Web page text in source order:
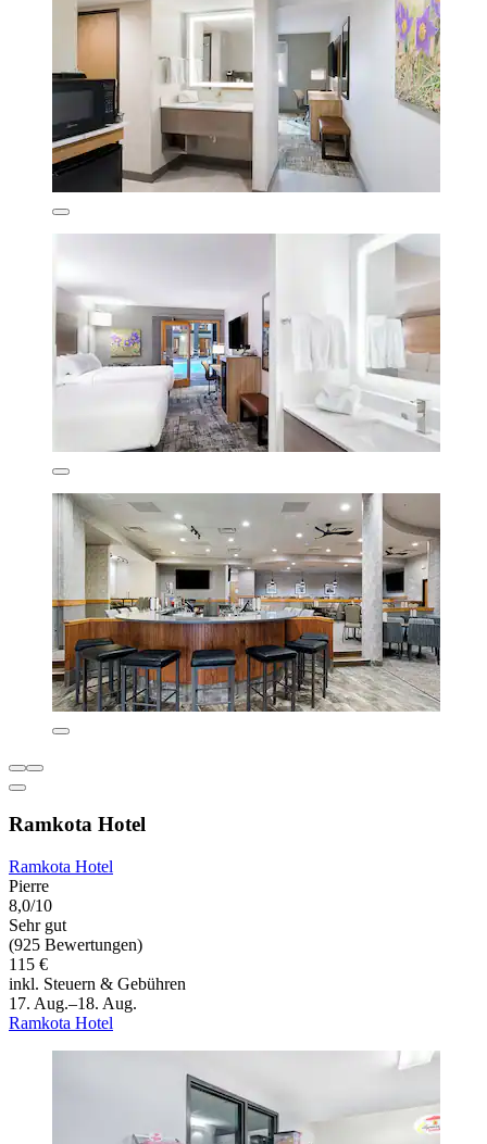
Ramkota Hotel
Ramkota Hotel
Pierre
8,0/10
Sehr gut
(925 Bewertungen)
115 €
inkl. Steuern & Gebühren
17. Aug.–18. Aug.
Ramkota Hotel